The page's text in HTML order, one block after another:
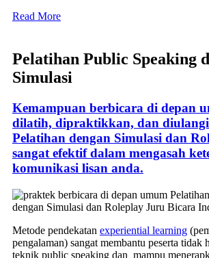
Read More
Pelatihan Public Speaking
Simulasi
Kemampuan berbicara di depan
dilatih, dipraktikkan, dan
Pelatihan dengan Simulasi dan
sangat efektif dalam mengasah
komunikasi lisan anda.
Metode pendekatan experiential learning
pengalaman) sangat membantu peserta tidak
teknik public speaking dan mampu